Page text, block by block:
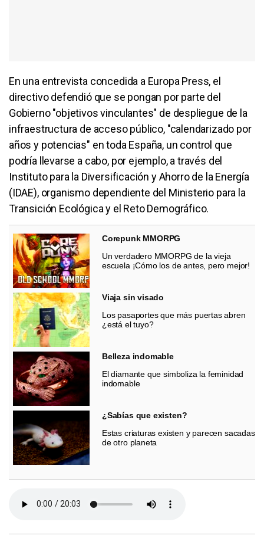
En una entrevista concedida a Europa Press, el
directivo defendió que se pongan por parte del
Gobierno "objetivos vinculantes" de despliegue de la
infraestructura de acceso público, "calendarizado por
años y potencias" en toda España, un control que
podría llevarse a cabo, por ejemplo, a través del
Instituto para la Diversificación y Ahorro de la Energía
(IDAE), organismo dependiente del Ministerio para la
Transición Ecológica y el Reto Demográfico.
Corepunk MMORPG
Un verdadero MMORPG de la vieja
escuela ¡Cómo los de antes, pero mejor!
Viaja sin visado
Los pasaportes que más puertas abren
¿está el tuyo?
Belleza indomable
El diamante que simboliza la feminidad
indomable
¿Sabías que existen?
Estas criaturas existen y parecen sacadas
de otro planeta